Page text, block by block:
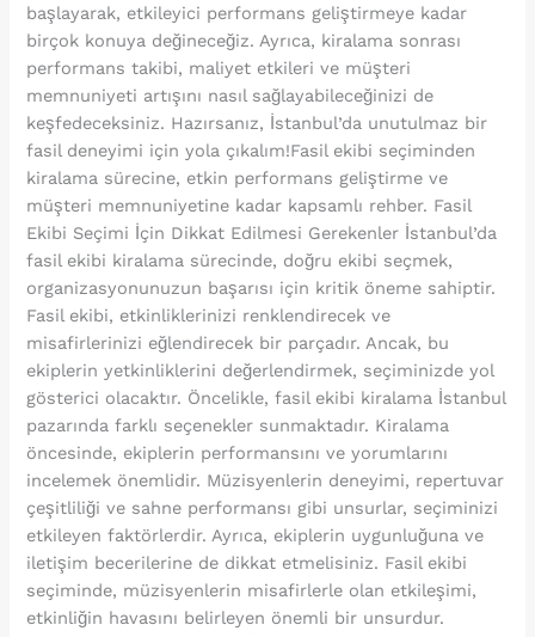
başlayarak, etkileyici performans geliştirmeye kadar
birçok konuya değineceğiz. Ayrıca, kiralama sonrası
performans takibi, maliyet etkileri ve müşteri
memnuniyeti artışını nasıl sağlayabileceğinizi de
keşfedeceksiniz. Hazırsanız, İstanbul’da unutulmaz bir
fasil deneyimi için yola çıkalım!Fasil ekibi seçiminden
kiralama sürecine, etkin performans geliştirme ve
müşteri memnuniyetine kadar kapsamlı rehber. Fasil
Ekibi Seçimi İçin Dikkat Edilmesi Gerekenler İstanbul’da
fasil ekibi kiralama sürecinde, doğru ekibi seçmek,
organizasyonunuzun başarısı için kritik öneme sahiptir.
Fasil ekibi, etkinliklerinizi renklendirecek ve
misafirlerinizi eğlendirecek bir parçadır. Ancak, bu
ekiplerin yetkinliklerini değerlendirmek, seçiminizde yol
gösterici olacaktır. Öncelikle, fasil ekibi kiralama İstanbul
pazarında farklı seçenekler sunmaktadır. Kiralama
öncesinde, ekiplerin performansını ve yorumlarını
incelemek önemlidir. Müzisyenlerin deneyimi, repertuvar
çeşitliliği ve sahne performansı gibi unsurlar, seçiminizi
etkileyen faktörlerdir. Ayrıca, ekiplerin uygunluğuna ve
iletişim becerilerine de dikkat etmelisiniz. Fasil ekibi
seçiminde, müzisyenlerin misafirlerle olan etkileşimi,
etkinliğin havasını belirleyen önemli bir unsurdur.